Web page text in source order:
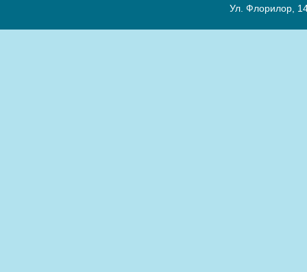
Ул. Флорилор,